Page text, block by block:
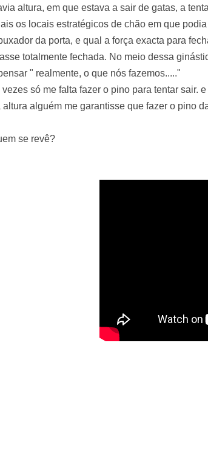
altura, em que estava a sair de gatas, a
os locais estratégicos de chão em que
da porta, e qual a força exacta para
totalmente fechada. No meio dessa
" realmente, o que nós fazemos....."
vezes só me falta fazer o pino para tentar sair.
altura alguém me garantisse que fazer o pino
se revê?